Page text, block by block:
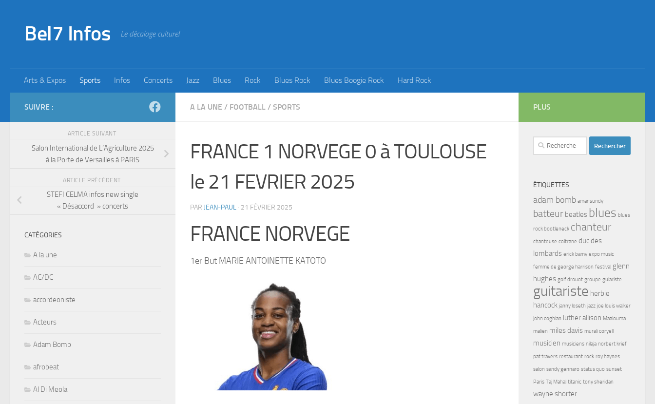
Bel7 Infos Le décalage culturel
Arts & Expos Sports Infos Concerts Jazz Blues Rock Blues Rock Blues Boogie Rock Hard Rock
A LA UNE / FOOTBALL / SPORTS
FRANCE 1 NORVEGE 0 à TOULOUSE
le 21 FEVRIER 2025
PAR JEAN-PAUL · 21 FÉVRIER 2025
FRANCE NORVEGE
1er But MARIE ANTOINETTE KATOTO
SUIVRE :
ARTICLE SUIVANT
Salon International de L’Agriculture 2025
à la Porte de Versailles à PARIS
ARTICLE PRÉCÉDENT
STEFI CELMA infos new single
« Désaccord » concerts
CATÉGORIES
A la une
AC/DC
accordeoniste
Acteurs
Adam Bomb
afrobeat
Al Di Meola
PLUS
Rechercher :
ÉTIQUETTES
adam bomb amar sundy
batteur beatles blues blues
rock bootleneck chanteur
chanteuse coltrane duc des
lombards erick bamy expo music
femme de george harrison festival glenn
hughes golf drouot groupe guiariste
guitariste herbie
hancock janny loseth jazz joe louis walker
john coghlan luther allison Maalouma
malien miles davis murali coryell
musicien musiciens nilaja norbert krief
pat travers restaurant rock roy haynes
salon sandy gennaro status quo sunset
Paris Taj Mahal titanic tony sheridan
wayne shorter